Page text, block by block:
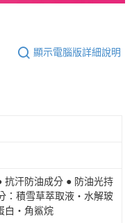
顯示電腦版詳細說明
抗汗防油成分 ● 防油光持
：積雪草萃取液‧水解玻
白‧角鯊烷